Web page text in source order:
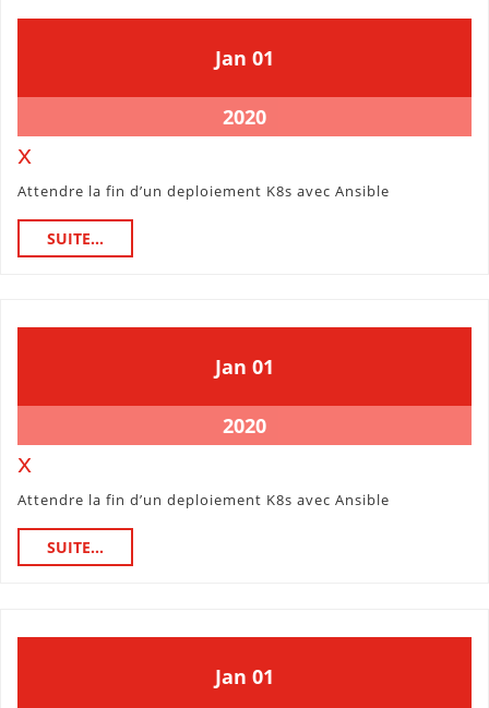
Jan 1
2020
01
2020
20201
janvier
x
Attendre la fin d’un deploiement K8s avec Ansible
SUITE...
Jan 1
2020
01
2020
20201
janvier
x
Attendre la fin d’un deploiement K8s avec Ansible
SUITE...SUITE...
Jan 101